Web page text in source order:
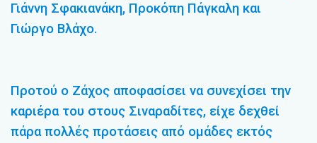
Γιάννη Σφακιανάκη, Προκόπη Πάγκαλη και
Γιώργο Βλάχο.
Προτού ο Ζάχος αποφασίσει να συνεχίσει την
καριέρα του στους Σιναραδίτες, είχε δεχθεί
πάρα πολλές προτάσεις από ομάδες εκτός